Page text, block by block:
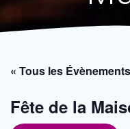
« Tous les Évènements
Fête de la